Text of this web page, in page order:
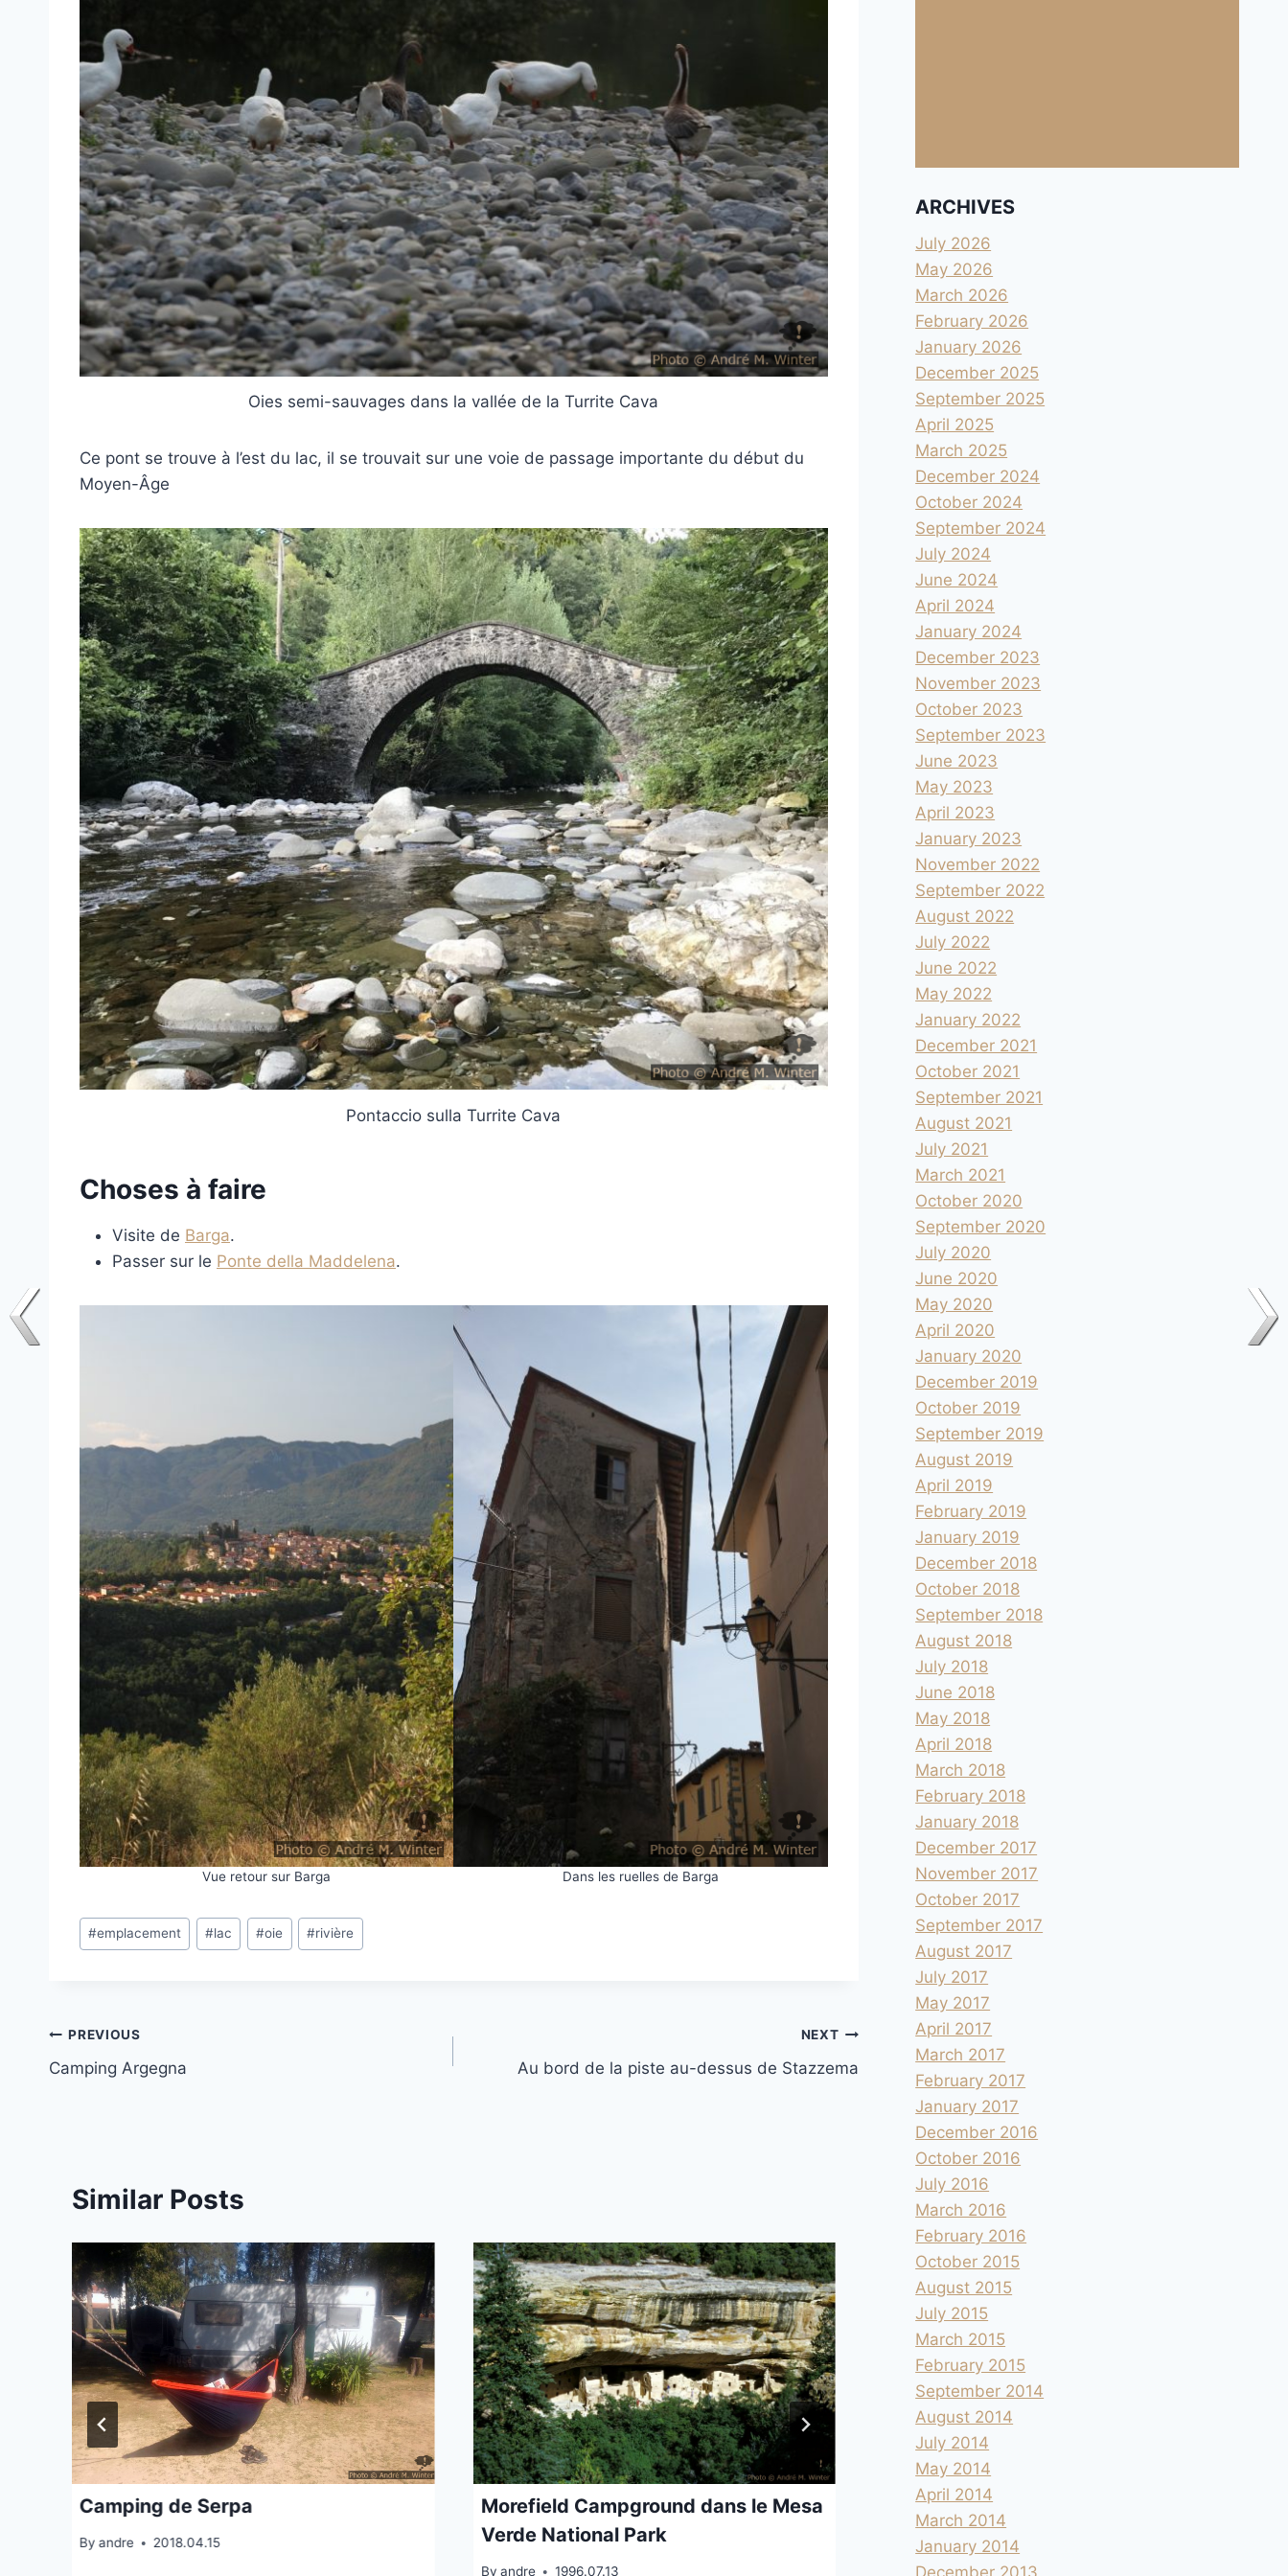
Oies semi-sauvages dans la vallée de la Turrite Cava
Ce pont se trouve à l’est du lac, il se trouvait sur une voie de passage importante du début du
Moyen-Âge
Pontaccio sulla Turrite Cava
Choses à faire
Visite de Barga.
Passer sur le Ponte della Maddelena.
Vue retour sur Barga Dans les ruelles de Barga
Post
Tags:
#emplacement #lac #oie #rivière
Post
navigation
PREVIOUS
Camping Argegna
NEXT
Au bord de la piste au-dessus de Stazzema
Similar Posts
Camping de Serpa
By andre 2018.04.15
Morefield Campground dans le Mesa
Verde National Park
By andre 1996.07.13
Au bord de l’Issole à Cabasse
andre 2019.04.15
ARCHIVES
July 2026
May 2026
March 2026
February 2026
January 2026
December 2025
September 2025
April 2025
March 2025
December 2024
October 2024
September 2024
July 2024
June 2024
April 2024
January 2024
December 2023
November 2023
October 2023
September 2023
June 2023
May 2023
April 2023
January 2023
November 2022
September 2022
August 2022
July 2022
June 2022
May 2022
January 2022
December 2021
October 2021
September 2021
August 2021
July 2021
March 2021
October 2020
September 2020
July 2020
June 2020
May 2020
April 2020
January 2020
December 2019
October 2019
September 2019
August 2019
April 2019
February 2019
January 2019
December 2018
October 2018
September 2018
August 2018
July 2018
June 2018
May 2018
April 2018
March 2018
February 2018
January 2018
December 2017
November 2017
October 2017
September 2017
August 2017
July 2017
May 2017
April 2017
March 2017
February 2017
January 2017
December 2016
October 2016
July 2016
March 2016
February 2016
October 2015
August 2015
July 2015
March 2015
February 2015
September 2014
August 2014
July 2014
May 2014
April 2014
March 2014
January 2014
December 2013